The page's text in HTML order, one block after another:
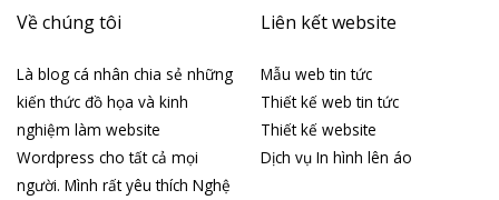
Về chúng tôi
Là blog cá nhân chia sẻ những
kiến thức đồ họa và kinh
nghiệm làm website
Wordpress cho tất cả mọi
người. Mình rất yêu thích Nghệ
Liên kết website
Mẫu web tin tức
Thiết kế web tin tức
Thiết kế website
Dịch vụ In hình lên áo